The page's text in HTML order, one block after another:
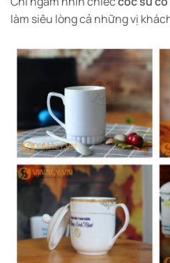
làm siêu lòng cả những vị